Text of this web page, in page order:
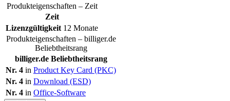
Produkteigenschaften – Zeit
Zeit
Lizenzgültigkeit 12 Monate
Produkteigenschaften – billiger.de
Beliebtheitsrang
billiger.de Beliebtheitsrang
Nr. 4 in Product Key Card (PKC)
Nr. 4 in Download (ESD)
Nr. 4 in Office-Software